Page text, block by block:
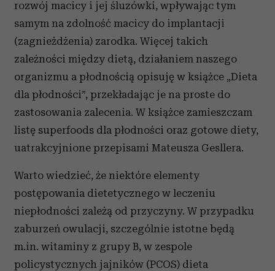
rozwój macicy i jej śluzówki, wpływając tym
samym na zdolność macicy do implantacji
(zagnieżdżenia) zarodka. Więcej takich
zależności między dietą, działaniem naszego
organizmu a płodnością opisuję w książce „Dieta
dla płodności”, przekładając je na proste do
zastosowania zalecenia. W książce zamieszczam
listę superfoods dla płodności oraz gotowe diety,
uatrakcyjnione przepisami Mateusza Gesllera.
Warto wiedzieć, że niektóre elementy
postępowania dietetycznego w leczeniu
niepłodności zależą od przyczyny. W przypadku
zaburzeń owulacji, szczególnie istotne będą
m.in. witaminy z grupy B, w zespole
policystycznych jajników (PCOS) dieta